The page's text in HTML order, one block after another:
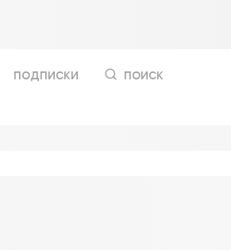
подписки поиск